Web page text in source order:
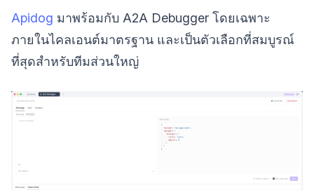
Apidog มาพร้อมกับ A2A Debugger โดยเฉพาะ
ภายในไคลเอนต์มาตรฐาน และเป็นตัวเลือกที่สมบูรณ์
ที่สุดสำหรับทีมส่วนใหญ่